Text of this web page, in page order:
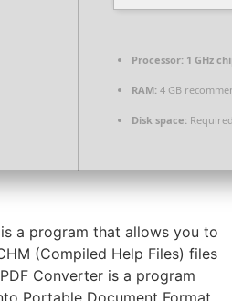
Processor: 1 GHz
RAM: 4 GB
Disk space:
a program that allows you to
(Compiled Help Files) files
Converter is a program
Portable Document Format.